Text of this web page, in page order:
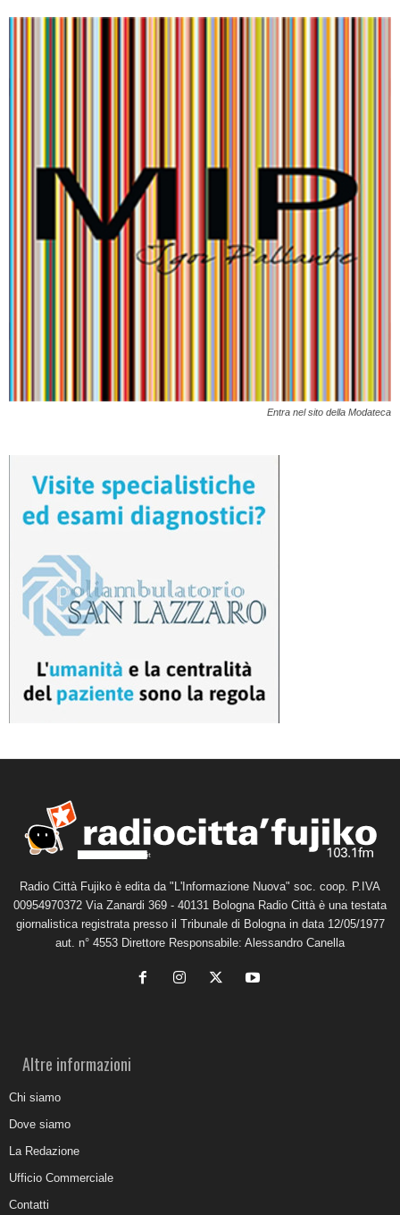
Entra nel sito della Modateca
Radio Città Fujiko è edita da "L'Informazione Nuova" soc. coop. P.IVA
00954970372 Via Zanardi 369 - 40131 Bologna Radio Città è una testata
giornalistica registrata presso il Tribunale di Bologna in data 12/05/1977
aut. n° 4553 Direttore Responsabile: Alessandro Canella
Altre informazioni
Chi siamo
Dove siamo
La Redazione
Ufficio Commerciale
Contatti